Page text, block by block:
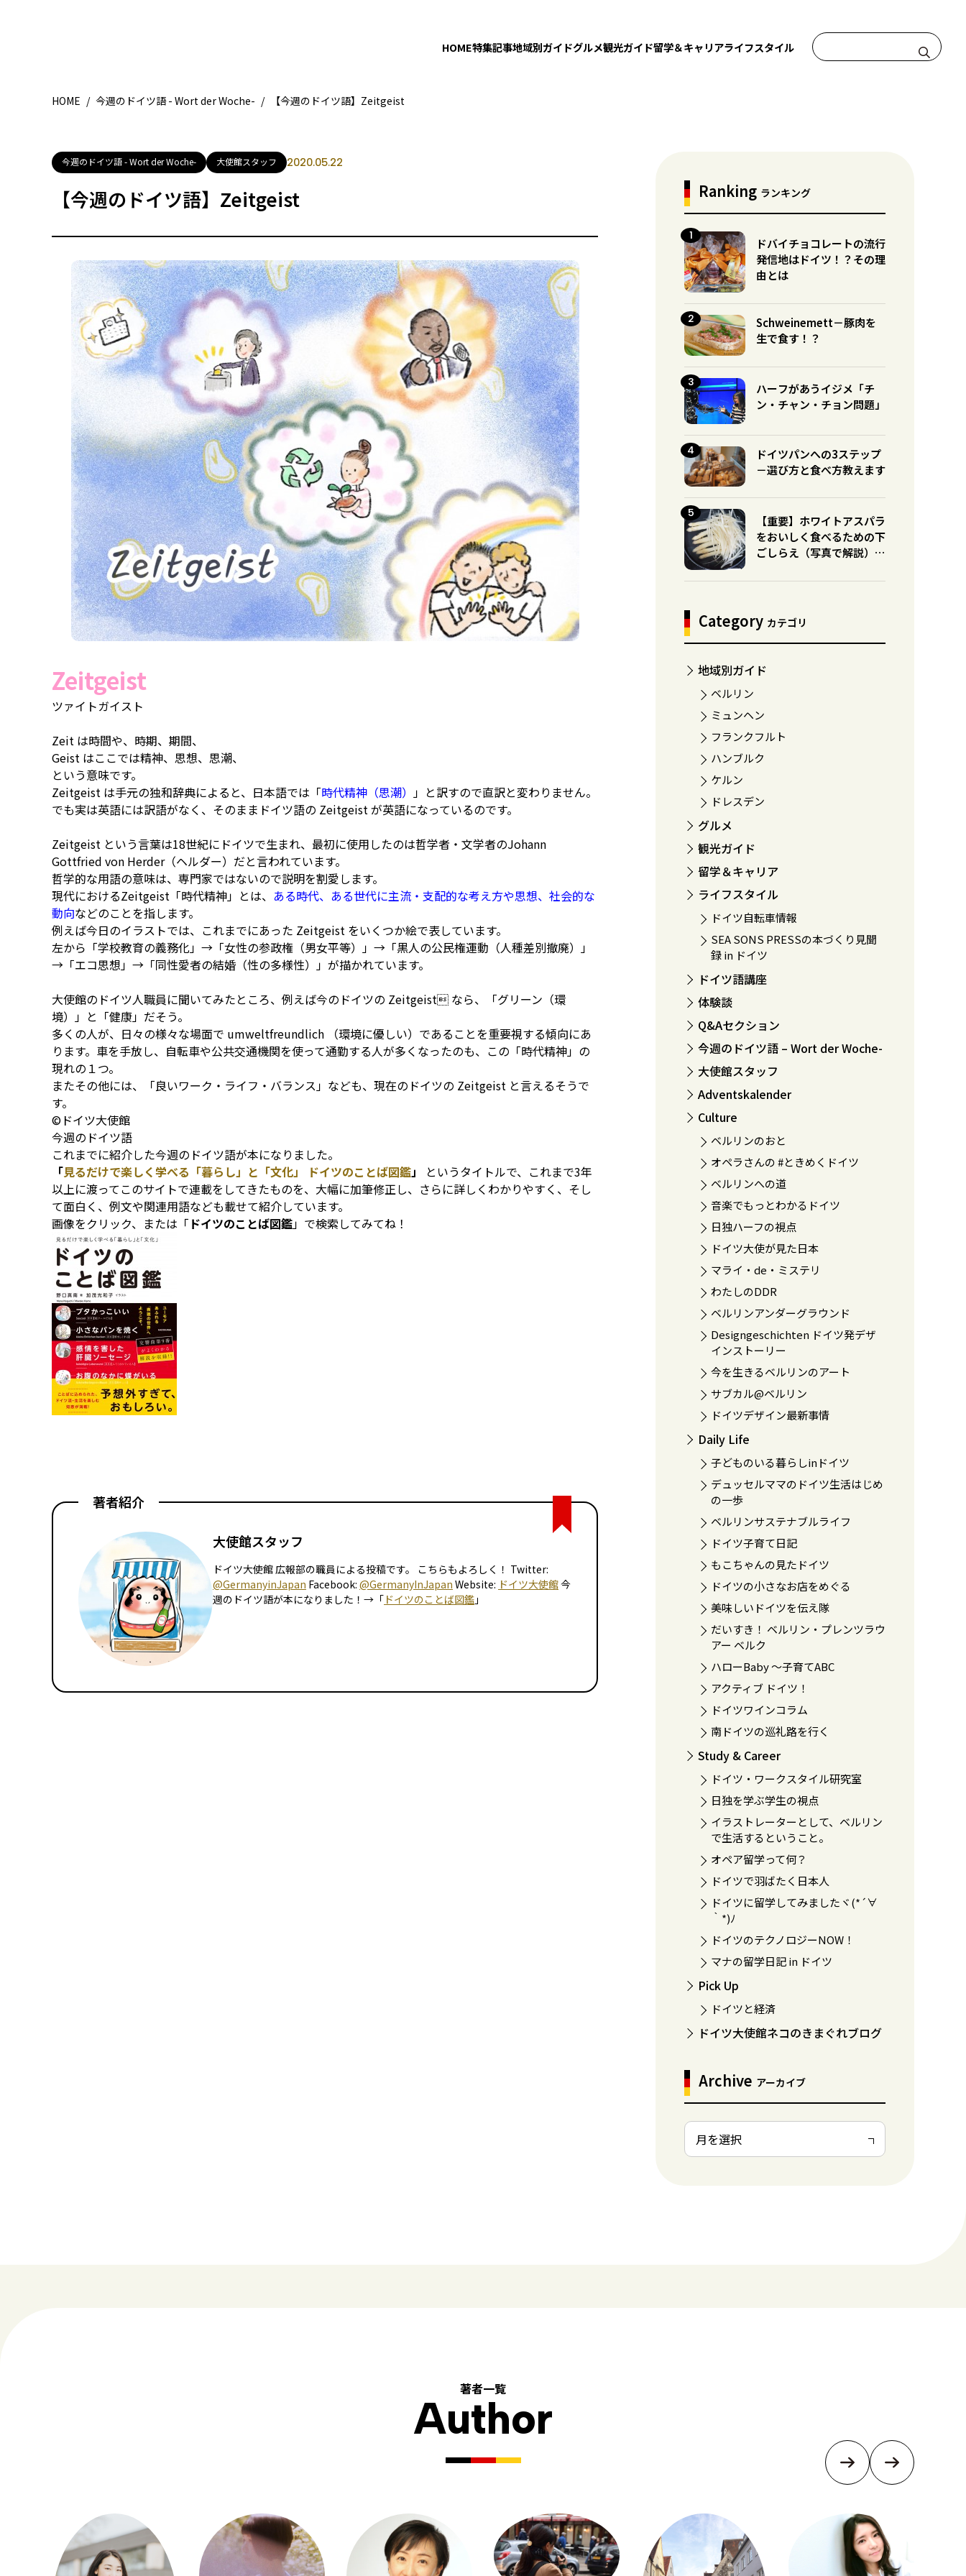
HOME特集記事地域別ガイドグルメ観光ガイド留学＆キャリアライフスタイル
HOME / 今週のドイツ語 - Wort der Woche- / 【今週のドイツ語】Zeitgeist
今週のドイツ語 - Wort der Woche- 大使館スタッフ 2020.05.22
【今週のドイツ語】Zeitgeist
Zeitgeist
ツァイトガイスト
Zeit は時間や、時期、期間、
Geist はここでは精神、思想、思潮、
という意味です。
Zeitgeist は手元の独和辞典によると、日本語では「時代精神（思潮） 」と訳すので直訳と変わりません。
でも実は英語には訳語がなく、そのままドイツ語の Zeitgeist が英語になっているのです。
Zeitgeist という言葉は18世紀にドイツで生まれ、最初に使用したのは哲学者・文学者のJohann
Gottfried von Herder（ヘルダー）だと言われています。
哲学的な用語の意味は、専門家ではないので説明を割愛します。
現代におけるZeitgeist「時代精神」とは、 ある時代、ある世代に主流・支配的な考え方や思想、社会的な
動向などのことを指します。
例えば今日のイラストでは、これまでにあった Zeitgeist をいくつか絵で表しています。
左から「学校教育の義務化」→「女性の参政権（男女平等）」→「黒人の公民権運動（人種差別撤廃）」
→「エコ思想」→「同性愛者の結婚（性の多様性）」が描かれています。
大使館のドイツ人職員に聞いてみたところ、例えば今のドイツの Zeitgeist なら、「グリーン（環
境）」と「健康」だそう。
多くの人が、日々の様々な場面で umweltfreundlich （環境に優しい）であることを重要視する傾向にあ
ります。車を手放し、自転車や公共交通機関を使って通勤する人が多くなったのも、この「時代精神」の
現れの１つ。
またその他には、「良いワーク・ライフ・バランス」なども、現在のドイツの Zeitgeist と言えるそうで
す。
©ドイツ大使館
今週のドイツ語
これまでに紹介した今週のドイツ語が本になりました。
「見るだけで楽しく学べる「暮らし」と「文化」 ドイツのことば図鑑」
というタイトルで、これまで3年
以上に渡ってこのサイトで連載をしてきたものを、大幅に加筆修正し、さらに詳しくわかりやすく、そし
て面白く、例文や関連用語なども載せて紹介しています。
画像をクリック、または「 ドイツのことば図鑑」で検索してみてね！
著者紹介
大使館スタッフ
ドイツ大使館 広報部の職員による投稿です。 こちらもよろしく！ Twitter:
@GermanyinJapan Facebook: @GermanyInJapan Website: ドイツ大使館今
週のドイツ語が本になりました！→「 ドイツのことば図鑑 」
Ranking ランキング
ドバイチョコレートの流行
発信地はドイツ！？その理
由とは
Schweinemett－豚肉を
生で食す！？
ハーフがあうイジメ「チ
ン・チャン・チョン問題」
ドイツパンへの3ステップ
－選び方と食べ方教えます
【重要】ホワイトアスパラ
をおいしく食べるための下
ごしらえ（写真で解説）※
Category カテゴリ
地域別ガイド
ベルリン
ミュンヘン
フランクフルト
ハンブルク
ケルン
ドレスデン
グルメ
観光ガイド
留学＆キャリア
ライフスタイル
ドイツ自転車情報
SEA SONS PRESSの本づくり見聞
録 in ドイツ
ドイツ語講座
体験談
Q&Aセクション
今週のドイツ語 – Wort der Woche-
大使館スタッフ
Adventskalender
Culture
ベルリンのおと
オペラさんの #ときめくドイツ
ベルリンへの道
音楽でもっとわかるドイツ
日独ハーフの視点
ドイツ大使が見た日本
マライ・de・ミステリ
わたしのDDR
ベルリンアンダーグラウンド
Designgeschichten ドイツ発デザ
インストーリー
今を生きるベルリンのアート
サブカル@ベルリン
ドイツデザイン最新事情
Daily Life
子どものいる暮らしinドイツ
デュッセルママのドイツ生活はじめ
の一歩
ベルリンサステナブルライフ
ドイツ子育て日記
もこちゃんの見たドイツ
ドイツの小さなお店をめぐる
美味しいドイツを伝え隊
だいすき！ ベルリン・プレンツラウ
アー ベルク
ハローBaby 〜子育てABC
アクティブ ドイツ！
ドイツワインコラム
南ドイツの巡礼路を行く
Study & Career
ドイツ・ワークスタイル研究室
日独を学ぶ学生の視点
イラストレーターとして、ベルリン
で生活するということ。
オペア留学って何？
ドイツで羽ばたく日本人
ドイツに留学してみましたヾ(*´∀
｀*)ﾉ
ドイツのテクノロジーNOW！
マナの留学日記 in ドイツ
Pick Up
ドイツと経済
ドイツ大使館ネコのきまぐれブログ
Archive アーカイブ
著者一覧
Author